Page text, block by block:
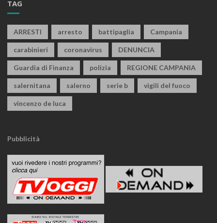
TAG
ARRESTI arresto battipaglia Campania
carabinieri coronavirus DENUNCIA
Guardia di Finanza polizia REGIONE CAMPANIA
salernitana salerno serie b vigili del fuoco
vincenzo de luca
Pubblicità